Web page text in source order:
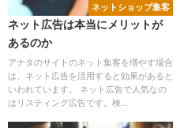
ネットショップ集客
ネット広告は本当にメリットが
あるのか
アナタのサイトのネット集客を増やす場合
は、ネット広告を活用すると効果があると
いわれています。 ネット広告で人気なの
はリスティング広告です。検...